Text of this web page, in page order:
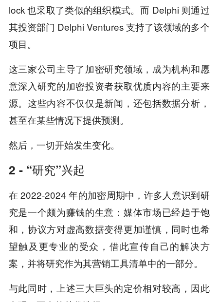
lock 也采取了类似的组织模式。而 Delphi 则通过
其投资部门 Delphi Ventures 支持了该领域的多个
项目。
这三家公司主导了加密研究领域，成为机构和愿
意深入研究的加密投资者获取优质内容的主要来
源。这些内容不仅仅是新闻，还包括数据分析，
甚至在某些情况下提供预测。
然后，一切开始发生变化。
2 - “研究”兴起
在 2022-2024 年的加密周期中，许多人意识到研
究是一个颇为赚钱的生意：媒体市场已经趋于饱
和，协议方对虚高数据变得更加谨慎，同时也希
望触及更专业的受众，借此宣传自己的解决方
案，并将研究作为其营销工具清单中的一部分。
与此同时，上述三大巨头的定价相对较高，因此